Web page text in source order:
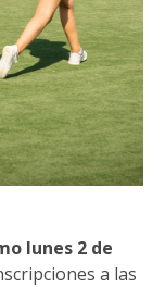
lunes 2 de
a las